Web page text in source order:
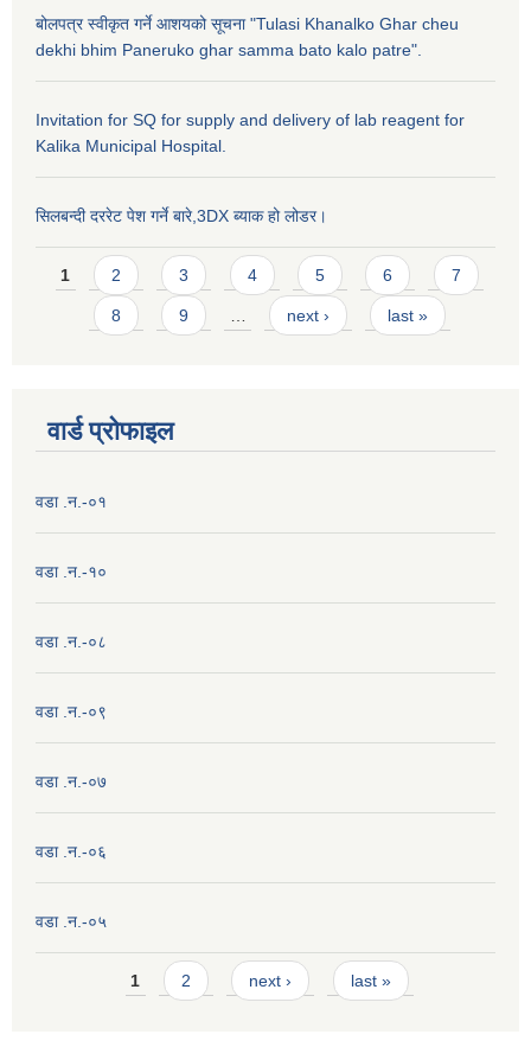
बोलपत्र स्वीकृत गर्ने आशयको सूचना "Tulasi Khanalko Ghar cheu
dekhi bhim Paneruko ghar samma bato kalo patre".
Invitation for SQ for supply and delivery of lab reagent for
Kalika Municipal Hospital.
सिलबन्दी दररेट पेश गर्ने बारे,3DX ब्याक हो लोडर।
Pages
1 2 3 4 5 6 7
8 9 next › last »
वार्ड प्राेफाइल
वडा .न.-०१
वडा .न.-१०
वडा .न.-०८
वडा .न.-०९
वडा .न.-०७
वडा .न.-०६
वडा .न.-०५
Pages1 2 next › last »